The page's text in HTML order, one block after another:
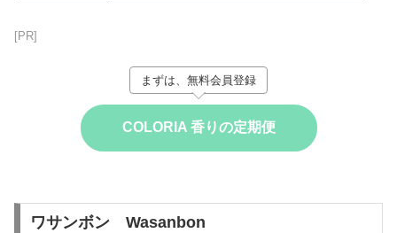
[PR]
まずは、無料会員登録
COLORIA 香りの定期便
ワサンボン Wasanbon